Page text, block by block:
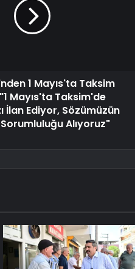
1 Mayıs'ta Taksim
"1 Mayıs'ta Taksim'de
İlan Ediyor, Sözümüzün
Alıyoruz"